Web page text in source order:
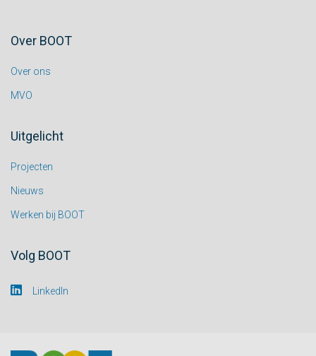
Over BOOT
Over ons
MVO
Uitgelicht
Projecten
Nieuws
Werken bij BOOT
Volg BOOT
LinkedIn